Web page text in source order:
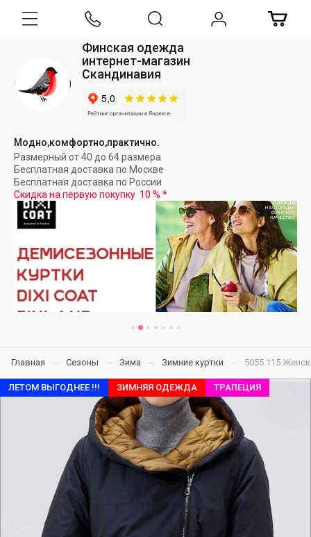
Финская одежда
интернет-магазин
Скандинавия
Модно,комфортно,практично.
Размерный от 40 до 64 размера
Бесплатная доставка по Москве
Бесплатная доставка по России
Скидка на первую покупку 10 % *
Главная Сезоны Зима Зимние куртки 5055 115
ЛЕТОМ ВЫГОДНЕЕ !!! ЗИМНЯЯ ОДЕЖДА ТРАПЕЦИЯ